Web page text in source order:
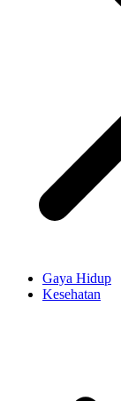
Gaya Hidup
Kesehatan